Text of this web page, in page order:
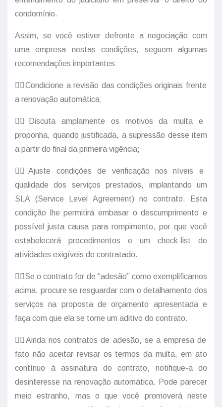
condomínio.
Assim, se você estiver defronte a negociação com
uma empresa nestas condições, seguem algumas
recomendações importantes:
👉🏽Condicione a revisão das condições originais frente
a renovação automática;
👉🏽Discuta amplamente os motivos da multa e
proponha, quando justificada, a supressão desse item
a partir do final da primeira vigência;
👉🏽Ajuste condições de verificação nos níveis e
qualidade dos serviços prestados, implantando um
SLA (Service Level Agreement) no contrato. Esta
condição lhe permitirá embasar o descumprimento e
possível justa causa para rompimento, por que você
estabelecerá procedimentos e um check-list de
atividades exigíveis do contratado.
👉🏽Se o contrato for de “adesão” como exemplificamos
acima, procure se resguardar com o detalhamento dos
serviços na proposta de orçamento apresentada e
faça com que ela se torne um aditivo do contrato.
👉🏽Ainda nos contratos de adesão, se a empresa de
fato não aceitar revisar os termos da multa, em ato
contínuo à assinatura do contrato, notifique-a do
desinteresse na renovação automática. Pode parecer
meio estranho, mas o que você promoverá neste